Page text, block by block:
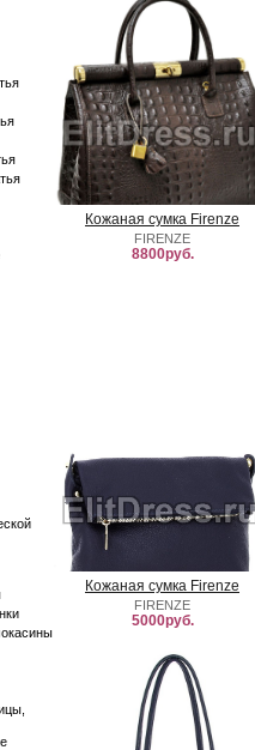
Кожаная сумка Firenze
FIRENZE
8800руб.
Кожаная сумка Firenze
FIRENZE
5000руб.